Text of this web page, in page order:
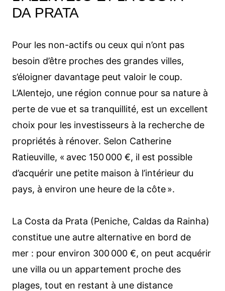
DA PRATA
Pour les non-actifs ou ceux qui n’ont pas
besoin d’être proches des grandes villes,
s’éloigner davantage peut valoir le coup.
L’Alentejo, une région connue pour sa nature à
perte de vue et sa tranquillité, est un excellent
choix pour les investisseurs à la recherche de
propriétés à rénover. Selon Catherine
Ratieuville, « avec 150 000 €, il est possible
d’acquérir une petite maison à l’intérieur du
pays, à environ une heure de la côte ».
La Costa da Prata (Peniche, Caldas da Rainha)
constitue une autre alternative en bord de
mer : pour environ 300 000 €, on peut acquérir
une villa ou un appartement proche des
plages, tout en restant à une distance